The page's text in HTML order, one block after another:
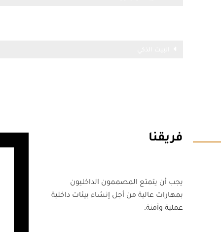
فريقنا
يجب أن يتمتع المصممون الداخليون
بمهارات عالية من أجل إنشاء بيئات داخلية
عملية وآمنة.